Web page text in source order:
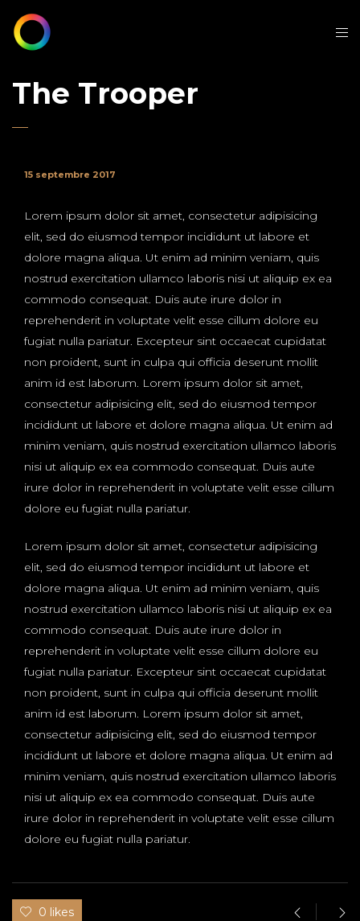
The Trooper
15 septembre 2017
Lorem ipsum dolor sit amet, consectetur adipisicing
elit, sed do eiusmod tempor incididunt ut labore et
dolore magna aliqua. Ut enim ad minim veniam, quis
nostrud exercitation ullamco laboris nisi ut aliquip ex ea
commodo consequat. Duis aute irure dolor in
reprehenderit in voluptate velit esse cillum dolore eu
fugiat nulla pariatur. Excepteur sint occaecat cupidatat
non proident, sunt in culpa qui officia deserunt mollit
anim id est laborum. Lorem ipsum dolor sit amet,
consectetur adipisicing elit, sed do eiusmod tempor
incididunt ut labore et dolore magna aliqua. Ut enim ad
minim veniam, quis nostrud exercitation ullamco laboris
nisi ut aliquip ex ea commodo consequat. Duis aute
irure dolor in reprehenderit in voluptate velit esse cillum
dolore eu fugiat nulla pariatur.
Lorem ipsum dolor sit amet, consectetur adipisicing
elit, sed do eiusmod tempor incididunt ut labore et
dolore magna aliqua. Ut enim ad minim veniam, quis
nostrud exercitation ullamco laboris nisi ut aliquip ex ea
commodo consequat. Duis aute irure dolor in
reprehenderit in voluptate velit esse cillum dolore eu
fugiat nulla pariatur. Excepteur sint occaecat cupidatat
non proident, sunt in culpa qui officia deserunt mollit
anim id est laborum. Lorem ipsum dolor sit amet,
consectetur adipisicing elit, sed do eiusmod tempor
incididunt ut labore et dolore magna aliqua. Ut enim ad
minim veniam, quis nostrud exercitation ullamco laboris
nisi ut aliquip ex ea commodo consequat. Duis aute
irure dolor in reprehenderit in voluptate velit esse cillum
dolore eu fugiat nulla pariatur.
0 likes